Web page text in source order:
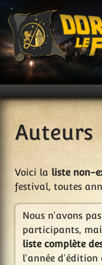
Auteurs
Voici la liste non-
festival, toutes
Nous n'avons
participants,
liste complète
l'année d'édition